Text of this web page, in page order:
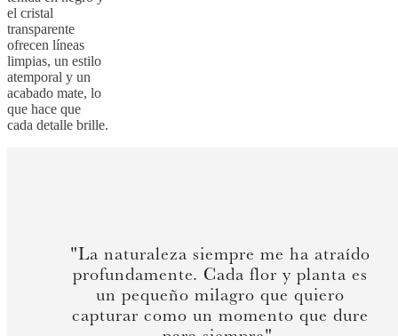
el cristal
transparente
ofrecen líneas
limpias, un estilo
atemporal y un
acabado mate, lo
que hace que
cada detalle brille.
"La naturaleza siempre me ha atraído
profundamente. Cada flor y planta es
un pequeño milagro que quiero
capturar como un momento que dure